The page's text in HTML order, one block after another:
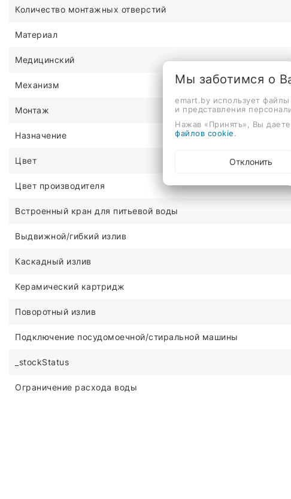
Количество монтажных отверстий
Материал
Медицинский
Механизм
Монтаж
Назначение
Цвет
Цвет производителя
Встроенный кран для питьевой воды
Выдвижной/гибкий излив
Каскадный излив
Керамический картридж
Поворотный излив
Подключение посудомоечной/стиральной машины
_stockStatus
Ограничение расхода воды
Мы заботимся о
emart.by использует
и представления
Нажав «Принять», Вы
файлов cookie.
Отклонить